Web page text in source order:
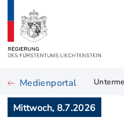
Medienportal
Mittwoch, 8.7.2026